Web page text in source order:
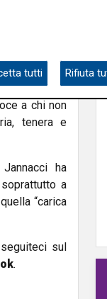
tra
centinaia di
sconfitti,
a chi non
tenera e
ha
a
“carica
sul
.
tutti Rifiuta